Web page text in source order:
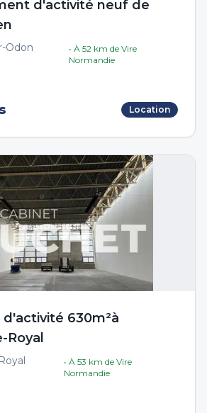
d'activité neuf de
Odon
• À52 km deVire
Normandie
Location
630m²à
Royal
• À53 km deVire
Normandie